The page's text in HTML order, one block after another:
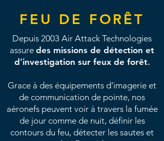
FEU DE FORÊT
Depuis 2003 Air Attack Technologies
assure des missions de détection et
d’investigation sur feux de forêt.
Grace à des équipements d’imagerie et
de communication de pointe, nos
aéronefs peuvent voir à travers la fumée
de jour comme de nuit, définir les
contours du feu, détecter les sautes et